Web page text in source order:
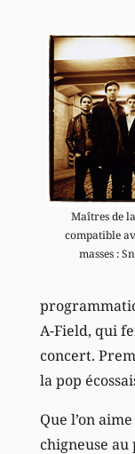
Maîtres de
compatible
masses :
A-Field, qui
concert.
la pop
Que l’on
chigneuse